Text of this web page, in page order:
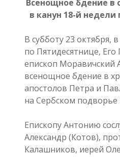
Всенощное бдение в
в канун 18-й
В субботу 23 октября,
по Пятидесятнице,
епископ Моравичский
всенощное бдение в
апостолов Петра и
на Сербском подворье
Епископу Антонию
Александр (Котов),
Калашников, иерей